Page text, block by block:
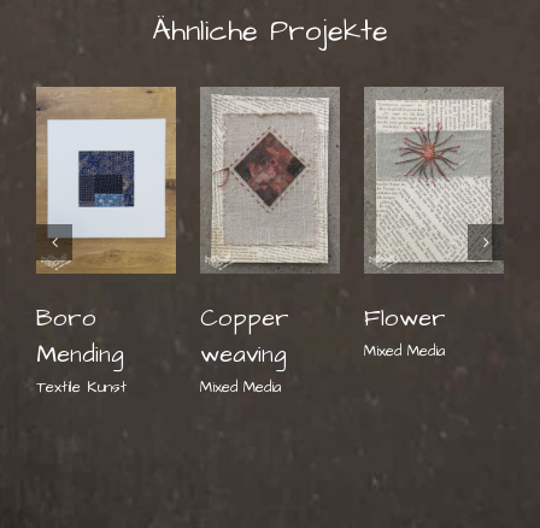
Ähnliche Projekte
Boro
Mending
Textile Kunst
Copper
weaving
Mixed Media
Flower
Mixed Media